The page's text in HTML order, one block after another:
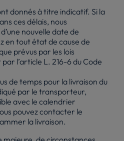
donnés à titre indicatif. Si la
ces délais, nous
nouvelle date de
en tout état de cause de
prévus par les lois
l’article L. 216-6 du Code
de temps pour la livraison du
par le transporteur,
avec le calendrier
pouvez contacter le
la livraison.